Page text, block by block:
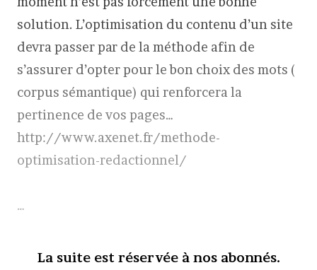
solution. L’optimisation du contenu d’un site
devra passer par de la méthode afin de
s’assurer d’opter pour le bon choix des mots (
corpus sémantique) qui renforcera la
pertinence de vos pages…
http://www.axenet.fr/methode-
optimisation-redactionnel/
…
La suite est réservée à nos abonnés.